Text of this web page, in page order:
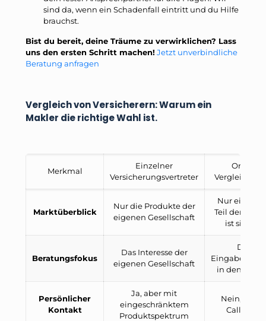
sind da, wenn ein Schadenfall eintritt und du Hilfe
brauchst.
Bist du bereit, deine Träume zu verwirklichen? Lass
uns den ersten Schritt machen! Jetzt unverbindliche
Beratung anfragen
Vergleich von Versicherern: Warum ein
Makler die richtige Wahl ist.
Merkmal
Einzelner
Versicherungsvertreter
Online-
Marktüberblick
Nur die Produkte der
eigenen Gesellschaft
Nur ein
Teil der
ist
Beratungsfokus
Das Interesse der
eigenen Gesellschaft
Dein
in den
Persönlicher
Kontakt
Ja, aber mit
eingeschränktem
Produktspektrum
Nein, nur
Callcenter